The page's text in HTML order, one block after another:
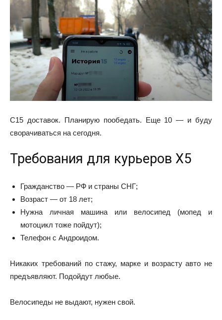
С15 доставок. Планирую пообедать. Еще 10 — и буду
сворачиваться на сегодня.
Требования для курьеров X5
Гражданство — РФ и страны СНГ;
Возраст — от 18 лет;
Нужна личная машина или велосипед (мопед и
мотоцикл тоже пойдут);
Телефон с Андроидом.
Никаких требований по стажу, марке и возрасту авто не
предъявляют. Подойдут любые.
Велосипеды не выдают, нужен свой.